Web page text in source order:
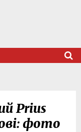
Prius
фото